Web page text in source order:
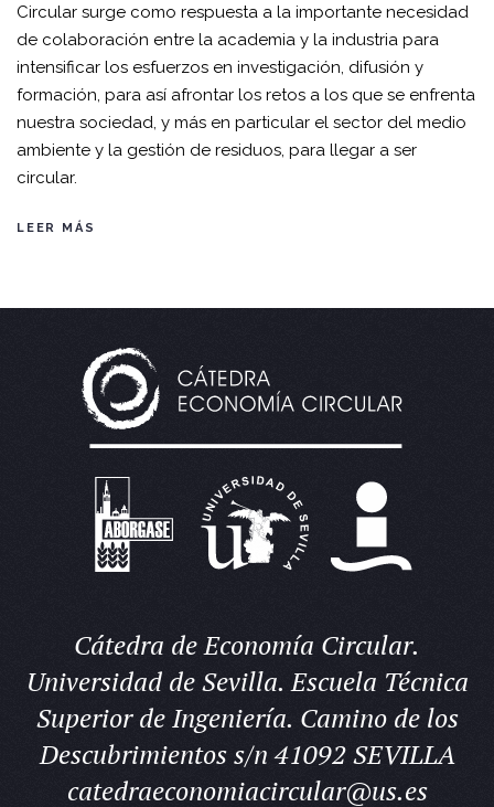
Circular surge como respuesta a la importante necesidad
de colaboración entre la academia y la industria para
intensificar los esfuerzos en investigación, difusión y
formación, para así afrontar los retos a los que se enfrenta
nuestra sociedad, y más en particular el sector del medio
ambiente y la gestión de residuos, para llegar a ser
circular.
LEER MÁS
Cátedra de Economía Circular.
Universidad de Sevilla. Escuela Técnica
Superior de Ingeniería. Camino de los
Descubrimientos s/n 41092 SEVILLA
catedraeconomiacircular@us.es